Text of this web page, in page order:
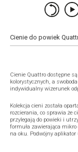
Cienie do powiek
Cienie Quattro dostępne
kolorystycznych, a
indywidualny wizerunek
Kolekcja cieni została
rozcierania, co sprawia że
przylegają do powieki i
formuła zawierająca
na oku. Podwójny aplikator